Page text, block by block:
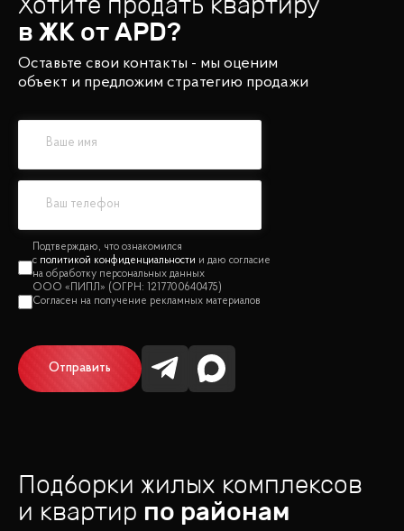
в ЖК отAPD?
Оставьте свои контакты - мы оценим
объект и предложим стратегию продажи
политикой конфиденциальности
Отправить
Подборки жилых комплексов
и квартир по районам